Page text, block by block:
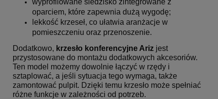
oparciem, które zapewnia dużą wygodę;
lekkość krzeseł, co ułatwia aranżacje w
pomieszczeniu oraz przenoszenie.
Dodatkowo, krzesło konferencyjne Ariz jest
przystosowane do montażu dodatkowych akcesoriów.
Ten model możemy dowolnie łączyć w rzędy i
sztaplować, a jeśli sytuacja tego wymaga, także
zamontować pulpit. Dzięki temu krzesło może spełniać
różne funkcje w zależności od potrzeb.